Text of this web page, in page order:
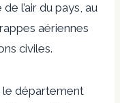
l’air du pays, au
aériennes
civiles.
le département